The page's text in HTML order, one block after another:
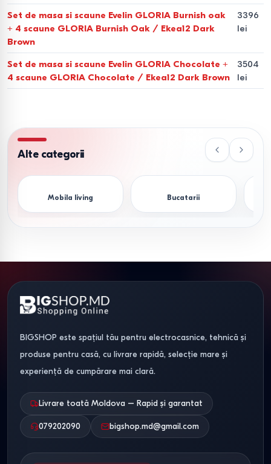
din lemn este recomandat pentru un design clasic și
utilizare intensă.
termice, ideale pentru un aspect modern și ușor de
igienizat.
moderne sau stil industrial. Metalul vopsit electrostatic
previne coroziunea.
textile sau piele ecologică, selectate pentru rezistența la
frecare (cicluri Martindale ridicate).
Criterii de integrare în spațiu
Pentru a asigura confortul, recomandăm respectarea
Circulația.Lăsați minim 80 cm între marginea mesei și
Condiții comerciale în
Moldova
Magazinul nostru asigură disponibilitatea întregii game de
Set de masa si scaune Evelin GLORIA Burnish oak
+ 4 scaune GLORIA Burnish Oak / Ekea12 Dark
Brown
3396
lei
Set de masa si scaune Evelin GLORIA Chocolate +
4 scaune GLORIA Chocolate / Ekea12 Dark Brown
3504
lei
Alte categorii
Mobila living Bucatarii
BIGSHOP este spațiul tău pentru electrocasnice, tehnică și
produse pentru casă, cu livrare rapidă, selecție mare și
experiență de cumpărare mai clară.
Livrare toată Moldova – Rapid și garantat
079202090 bigshop.md@gmail.com